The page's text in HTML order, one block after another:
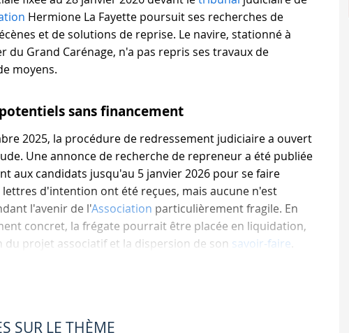
Hermione La Fayette poursuit ses recherches de
et de solutions de reprise. Le navire, stationné à
du Grand Carénage, n'a pas repris ses travaux de
moyens.
sans financement
2025, la procédure de redressement judiciaire a ouvert
Une annonce de recherche de repreneur a été publiée
aux candidats jusqu'au 5 janvier 2026 pour se faire
d'intention ont été reçues, mais aucune n'est
l'avenir de l'Association particulièrement fragile. En
concret, la frégate pourrait être placée en liquidation,
du projet associatif et la dispersion de son savoir-faire
SUR LE THÈME